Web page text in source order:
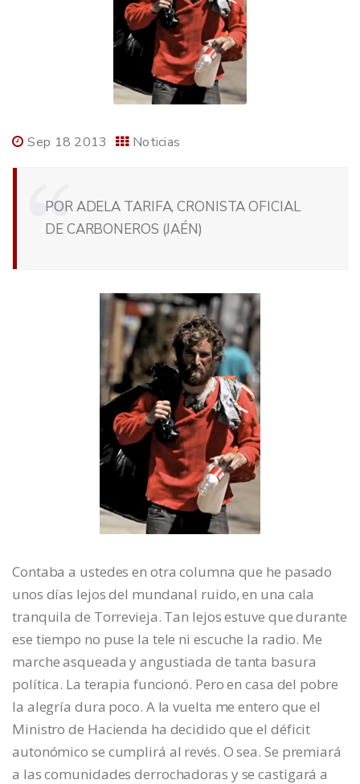
Sep 18 2013 Noticias
POR ADELA TARIFA, CRONISTA OFICIAL
DE CARBONEROS (JAÉN)
Contaba a ustedes en otra columna que he pasado
unos días lejos del mundanal ruido, en una cala
tranquila de Torrevieja. Tan lejos estuve que durante
ese tiempo no puse la tele ni escuche la radio. Me
marche asqueada y angustiada de tanta basura
política. La terapia funcionó. Pero en casa del pobre
la alegría dura poco. A la vuelta me entero que el
Ministro de Hacienda ha decidido que el déficit
autonómico se cumplirá al revés. O sea. Se premiará
a las comunidades derrochadoras y se castigará a